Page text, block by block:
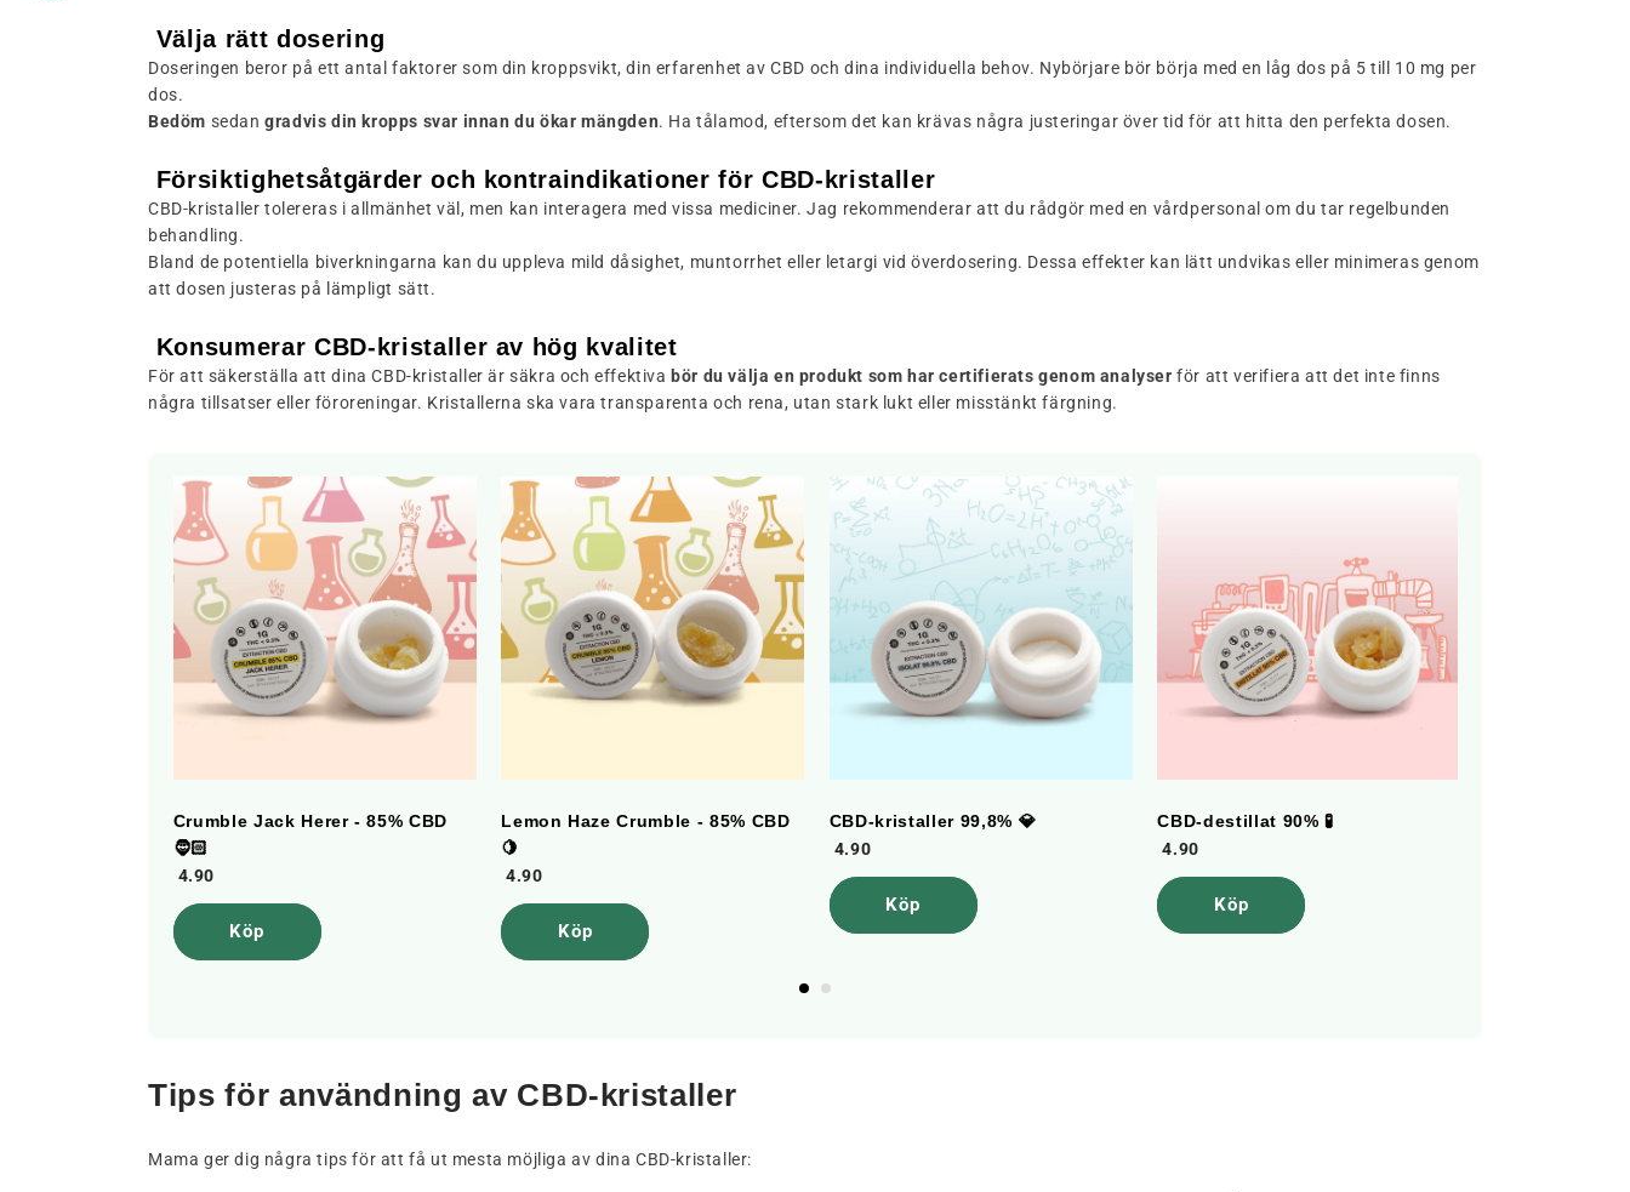
Välja rätt dosering
Doseringen beror på ett antal faktorer som din kroppsvikt, din erfarenhet av CBD och dina individuella behov. Nybörjare bör börja med en låg dos på 5 till 10 mg per
dos.
Bedöm sedangradvis din kropps svar innan du ökar mängden. Ha tålamod, eftersom det kan krävas några justeringar över tid för att hitta den perfekta dosen.
Försiktighetsåtgärder och kontraindikationer för CBD-kristaller
CBD-kristaller tolereras i allmänhet väl, men kan interagera med vissa mediciner. Jag rekommenderar att du rådgör med en vårdpersonal om du tar regelbunden
behandling.
Bland de potentiella biverkningarna kan du uppleva mild dåsighet, muntorrhet eller letargi vid överdosering. Dessa effekter kan lätt undvikas eller minimeras genom
att dosen justeras på lämpligt sätt.
Konsumerar CBD-kristaller av hög kvalitet
För att säkerställa att dina CBD-kristaller är säkra och effektiva bör du välja en produkt som har certifierats genom analyser för att verifiera att det inte finns
några tillsatser eller föroreningar. Kristallerna ska vara transparenta och rena, utan stark lukt eller misstänkt färgning.
Crumble Jack Herer - 85% CBD
🧔🏻
4.90
Köp
Lemon Haze Crumble - 85% CBD
🍋
4.90
Köp
CBD-kristaller 99,8% 💎
4.90
Köp
CBD-destillat 90% 🧪
4.90
Köp
Tips för användning av CBD-kristaller
Mama ger dig några tips för att få ut mesta möjliga av dina CBD-kristaller: